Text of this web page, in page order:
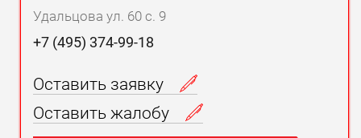
Удальцова ул. 60 с. 9
+7 (495) 374-99-18
Оставить заявку
Оставить жалобу